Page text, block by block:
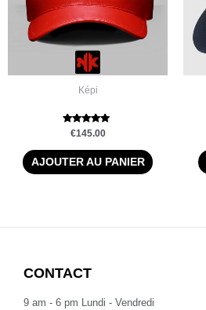
Képi
Note
4.86
sur 5
€145.00
AJOUTER AU PANIER
CONTACT
9 am - 6 pm Lundi - Vendredi